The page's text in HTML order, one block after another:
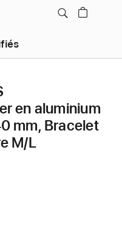
en aluminium
mm, Bracelet
M/L